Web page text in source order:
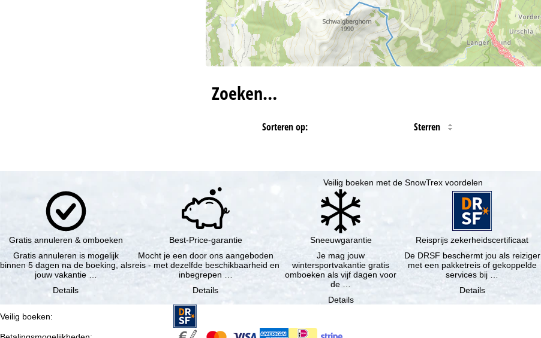
Zoeken…
Sorteren op: Sterren
Veilig boeken met de SnowTrex voordelen
Gratis annuleren & omboeken
Gratis annuleren is mogelijk
binnen 5 dagen na de boeking, als
jouw vakantie …
Details
Best-Price-garantie
Mocht je een door ons aangeboden
reis - met dezelfde beschikbaarheid en
inbegrepen …
Details
Sneeuwgarantie
Je mag jouw
wintersportvakantie gratis
omboeken als vijf dagen voor
de …
Details
Reisprijs zekerheidscertificaat
De DRSF beschermt jou als reiziger
met een pakketreis of gekoppelde
services bij …
Details
Veilig boeken: